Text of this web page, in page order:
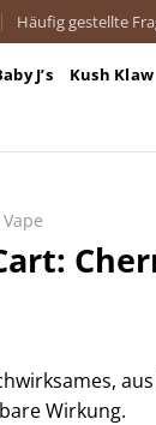
Häufig gestellte
J’s
Kush Klaw
Wirkung.